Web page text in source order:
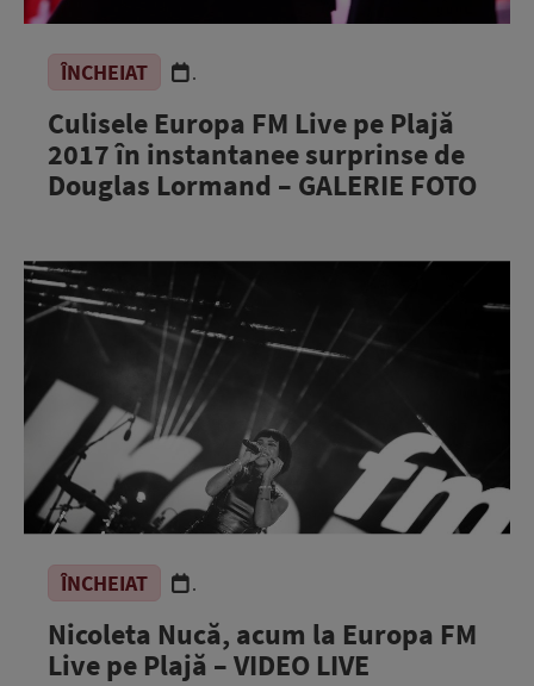
ÎNCHEIAT .
Culisele Europa FM Live pe Plajă
2017 în instantanee surprinse de
Douglas Lormand – GALERIE FOTO
ÎNCHEIAT .
Nicoleta Nucă, acum la Europa FM
Live pe Plajă – VIDEO LIVE